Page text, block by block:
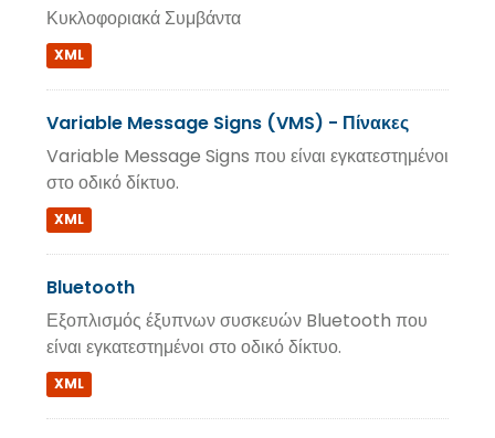
Κυκλοφοριακά Συμβάντα
XML
Variable Message Signs (VMS) - Πίνακες
Variable Message Signs που είναι εγκατεστημένοι
στο οδικό δίκτυο.
XML
Bluetooth
Εξοπλισμός έξυπνων συσκευών Bluetooth που
είναι εγκατεστημένοι στο οδικό δίκτυο.
XML